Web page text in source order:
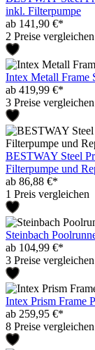
inkl. Filterpumpe
ab 141,90 €*
2 Preise vergleichen
Intex Metall Frame
ab 419,99 €*
3 Preise vergleichen
BESTWAY Steel
Filterpumpe und
ab 86,88 €*
1 Preis vergleichen
Steinbach
ab 104,99 €*
3 Preise vergleichen
Intex Prism Frame
ab 259,95 €*
8 Preise vergleichen